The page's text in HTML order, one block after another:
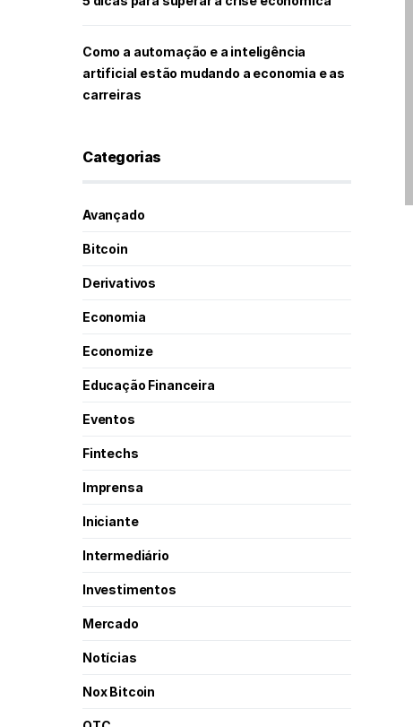
Como a automação e a inteligência
artificial estão mudando a economia e as
carreiras
Categorias
Avançado
Bitcoin
Derivativos
Economia
Economize
Educação Financeira
Eventos
Fintechs
Imprensa
Iniciante
Intermediário
Investimentos
Mercado
Notícias
Nox Bitcoin